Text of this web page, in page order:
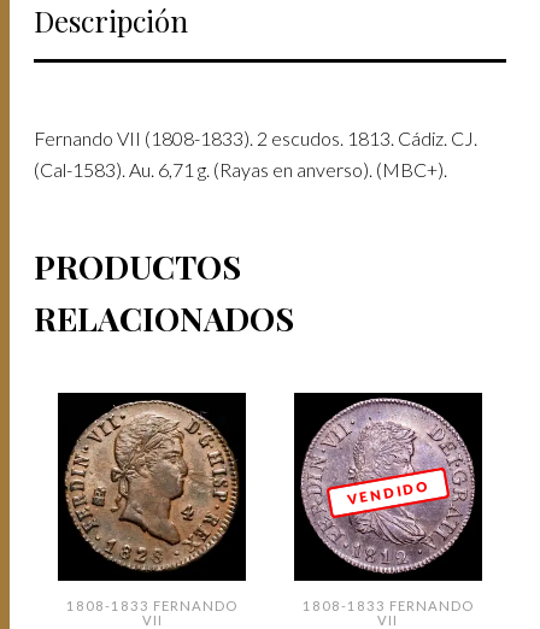
Descripción
Fernando VII (1808-1833). 2 escudos. 1813. Cádiz. CJ.
(Cal-1583). Au. 6,71 g. (Rayas en anverso). (MBC+).
PRODUCTOS
RELACIONADOS
1808-1833 FERNANDO
VII
V E N D I D O
1808-1833 FERNANDO
VII